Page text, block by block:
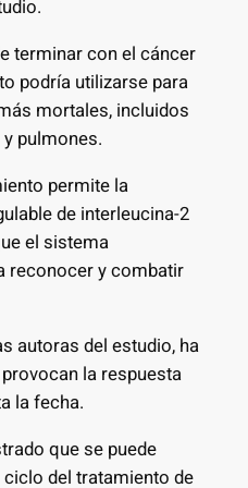
terminar con el cáncer
podría utilizarse para
mortales, incluidos
pulmones.
permite la
de interleucina-2
el sistema
reconocer y combatir
autoras del estudio, ha
la respuesta
la fecha.
que se puede
del tratamiento de